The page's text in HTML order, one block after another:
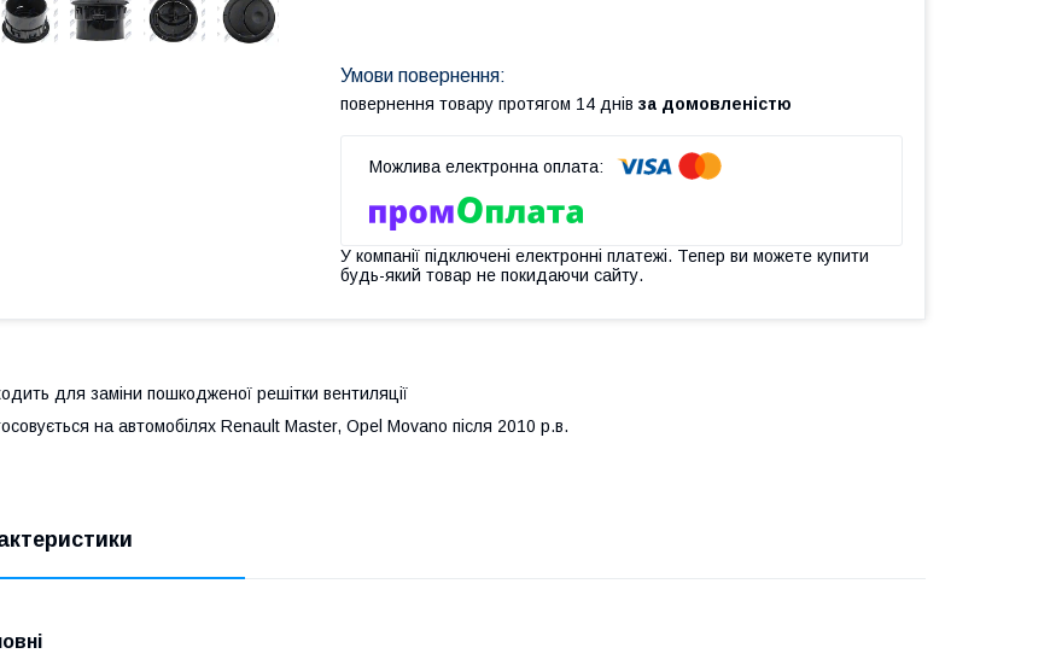
повернення товару протягом 14 днів за домовленістю
У компанії підключені електронні платежі. Тепер ви можете купити
будь-який товар не покидаючи сайту.
для заміни пошкодженої решітки вентиляції
на автомобілях Renault Master, Opel Movano після 2010 р.в.